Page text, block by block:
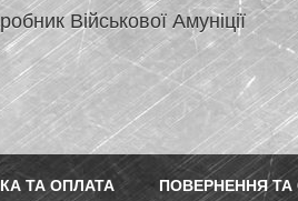
Військової Амуніції
ТА ОПЛАТА ПОВЕРНЕННЯ ТА